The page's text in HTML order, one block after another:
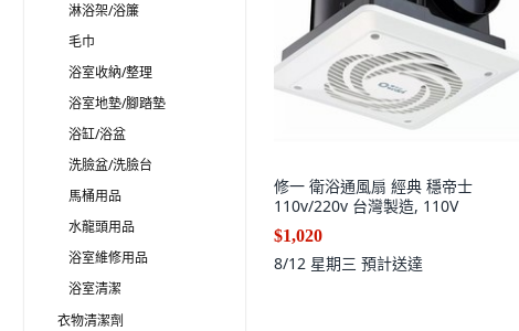
淋浴架/浴簾
毛巾
浴室收納/整理
浴室地墊/腳踏墊
浴缸/浴盆
洗臉盆/洗臉台
馬桶用品
水龍頭用品
浴室維修用品
浴室清潔
衣物清潔劑
修一 衛浴通風扇 經典 穩帝士
110v/220v 台灣製造, 110V
$1,020
8/12 星期三 預計送達